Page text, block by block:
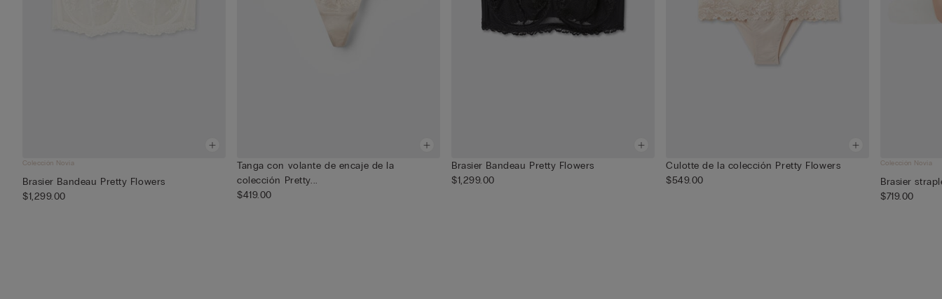
Colección Novia
Brasier Bandeau Pretty Flowers
$1,299.00
Tanga con volante de encaje de la
colección Pretty...
$419.00
Brasier Bandeau Pretty Flowers
$1,299.00
Culotte de la colección Pretty Flowers
$549.00
Colección Novia
Brasier
$719.00